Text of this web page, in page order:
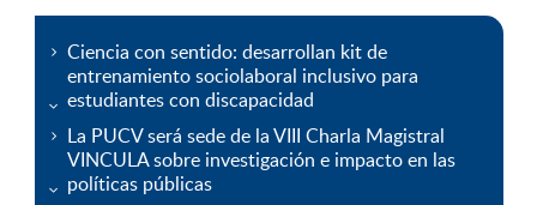
Ciencia con sentido: desarrollan kit de
entrenamiento sociolaboral inclusivo para
estudiantes con discapacidad
La PUCV será sede de la VIII Charla Magistral
VINCULA sobre investigación e impacto en las
políticas públicas